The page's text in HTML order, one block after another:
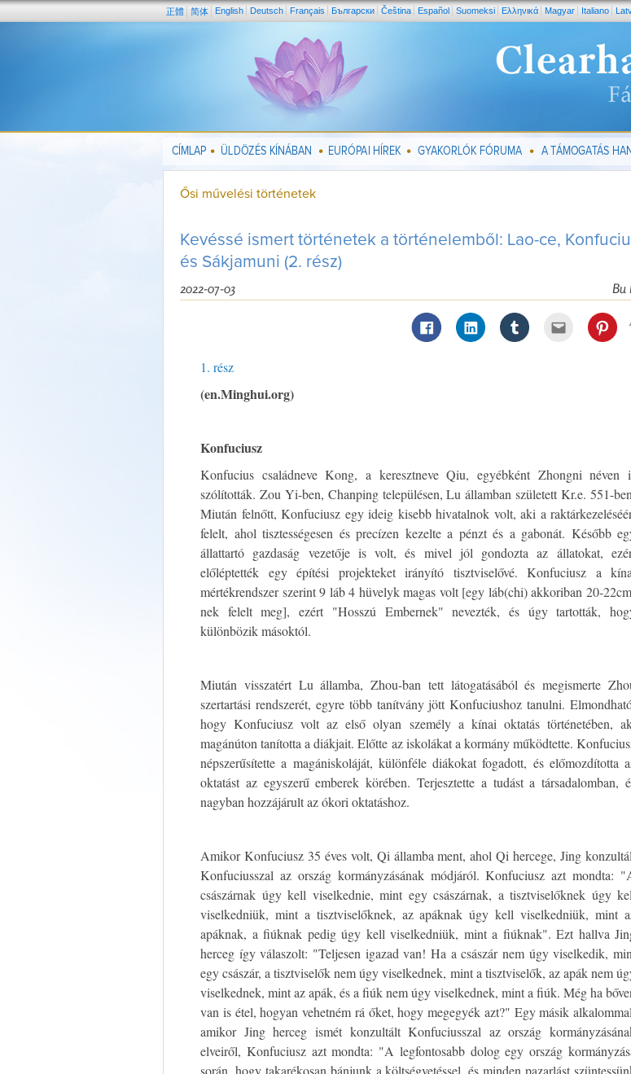
正體 简体 English Deutsch Français Български Čeština Español Suomeksi Ελληνικά Magyar Italiano
CÍMLAP ÜLDÖZÉS KÍNÁBAN EURÓPAI HÍREK GYAKORLÓK FÓRUMA A TÁMOGATÁS
Ősi művelési történetek
Kevéssé ismert történetek a történelemből: Lao-ce,
és Sákjamuni (2. rész)
Bu
2022-07-03
1. rész
(en.Minghui.org)
Konfuciusz
Konfucius családneve Kong, a keresztneve Qiu, egyébként Zhongni néven
szólították. Zou Yi-ben, Chanping településen, Lu államban született Kr.e. 551-
Miután felnőtt, Konfuciusz egy ideig kisebb hivatalnok volt, aki a
felelt, ahol tisztességesen és precízen kezelte a pénzt és a gabonát. Később
állattartó gazdaság vezetője is volt, és mivel jól gondozta az állatokat,
előléptették egy építési projekteket irányító tisztviselővé. Konfuciusz a
mértékrendszer szerint 9 láb 4 hüvelyk magas volt [egy láb(chi) akkoriban 20-
nek felelt meg], ezért "Hosszú Embernek" nevezték, és úgy tartották,
különbözik másoktól.
Miután visszatért Lu államba, Zhou-ban tett látogatásából és megismerte
szertartási rendszerét, egyre több tanítvány jött Konfuciushoz tanulni.
hogy Konfuciusz volt az első olyan személy a kínai oktatás történetében,
magánúton tanította a diákjait. Előtte az iskolákat a kormány működtette.
népszerűsítette a magániskoláját, különféle diákokat fogadott, és előmozdította
oktatást az egyszerű emberek körében. Terjesztette a tudást a társadalomban,
nagyban hozzájárult az ókori oktatáshoz.
Amikor Konfuciusz 35 éves volt, Qi államba ment, ahol Qi hercege, Jing
Konfuciusszal az ország kormányzásának módjáról. Konfuciusz azt mondta:
császárnak úgy kell viselkednie, mint egy császárnak, a tisztviselőknek úgy
viselkedniük, mint a tisztviselőknek, az apáknak úgy kell viselkedniük, mint
apáknak, a fiúknak pedig úgy kell viselkedniük, mint a fiúknak". Ezt hallva
herceg így válaszolt: "Teljesen igazad van! Ha a császár nem úgy viselkedik,
egy császár, a tisztviselők nem úgy viselkednek, mint a tisztviselők, az apák nem
viselkednek, mint az apák, és a fiúk nem úgy viselkednek, mint a fiúk. Még ha
van is étel, hogyan vehetném rá őket, hogy megegyék azt?" Egy másik
amikor Jing herceg ismét konzultált Konfuciusszal az ország
elveiről, Konfuciusz azt mondta: "A legfontosabb dolog egy ország
során, hogy takarékosan bánjunk a költségvetéssel, és minden pazarlást